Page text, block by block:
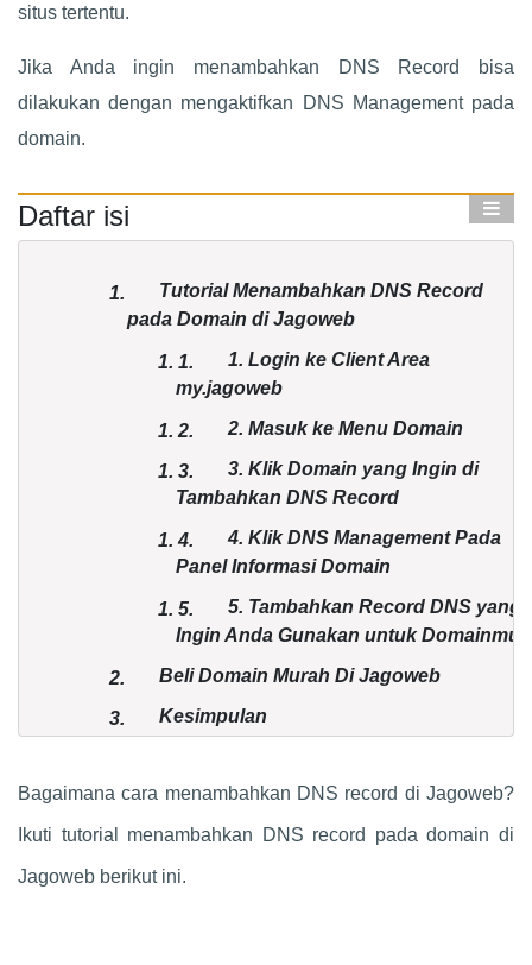
situs tertentu.
Jika Anda ingin menambahkan DNS Record bisa
dilakukan dengan mengaktifkan DNS Management pada
domain.
Daftar isi
1.
Tutorial Menambahkan DNS Record
pada Domain di Jagoweb
1. 1.
1. Login ke Client Area
my.jagoweb
1. 2. 2. Masuk ke Menu Domain
1. 3.
3. Klik Domain yang Ingin di
Tambahkan DNS Record
1.4.
4. Klik DNS Management Pada
Panel Informasi Domain
1. 5.
5. Tambahkan Record DNS yang
Ingin Anda Gunakan untuk Domainmu
2. Beli Domain Murah Di Jagoweb
3. Kesimpulan
Bagaimana cara menambahkan DNS record di Jagoweb?
Ikuti tutorial menambahkan DNS record pada domain di
Jagoweb berikut ini.